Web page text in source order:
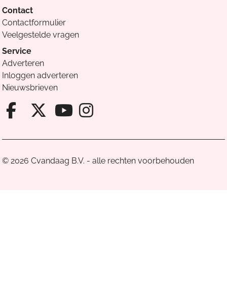
Contact
Contactformulier
Veelgestelde vragen
Service
Adverteren
Inloggen adverteren
Nieuwsbrieven
Facebook van Cvandaag
X van Cvandaag
Instagram van
© 2026 Cvandaag B.V. - alle rechten voorbehouden